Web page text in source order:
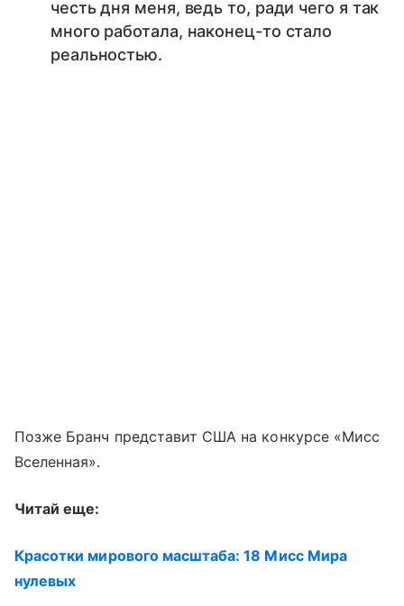
честь дня меня, ведь то, ради чего я так
много работала, наконец-то стало
реальностью.
Позже Бранч представит США на конкурсе «Мисс
Вселенная».
Читай еще:
Красотки мирового масштаба: 18 Мисс Мира
нулевых